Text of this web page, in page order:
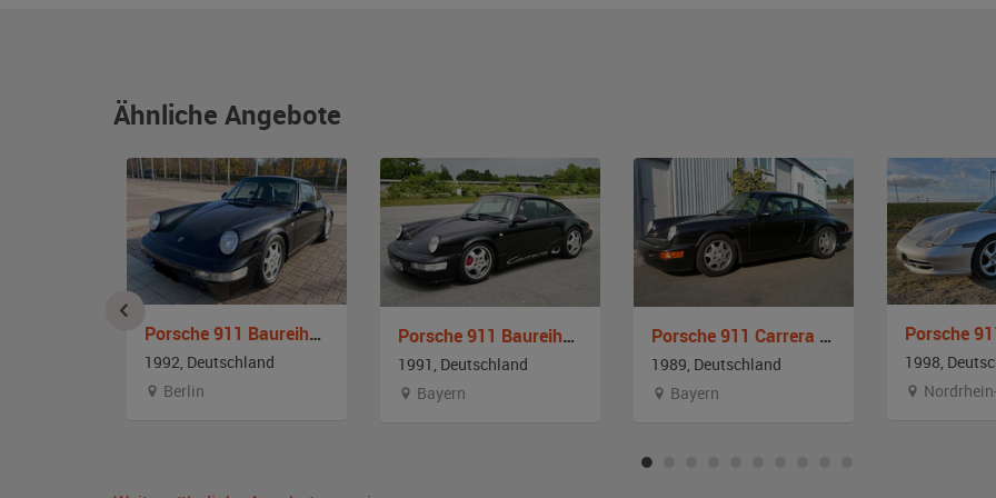
Ähnliche Angebote
Porsche 911 Baureihe 964 Carrera 4
1992, Deutschland
Berlin
Porsche 911 Baureihe 964
1991, Deutschland
Bayern
Porsche 911 Carrera 2 Baureihe 964
1989, Deutschland
Bayern
1998,